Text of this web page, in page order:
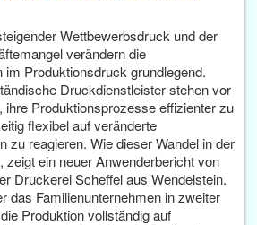
Wettbewerbsdruck und der
verändern die
im Produktionsdruck grundlegend.
Druckdienstleister stehen vor
ihre Produktionsprozesse effizienter zu
flexibel auf veränderte
zu reagieren. Wie dieser Wandel in der
zeigt ein neuer Anwenderbericht von
Druckerei Scheffel aus Wendelstein.
das Familienunternehmen in zweiter
Produktion vollständig auf